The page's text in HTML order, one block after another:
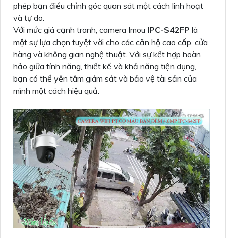
phép bạn điều chỉnh góc quan sát một cách linh hoạt
và tự do.
Với mức giá cạnh tranh, camera Imou IPC-S42FP là
một sự lựa chọn tuyệt vời cho các căn hộ cao cấp, cửa
hàng và không gian nghệ thuật. Với sự kết hợp hoàn
hảo giữa tính năng, thiết kế và khả năng tiện dụng,
bạn có thể yên tâm giám sát và bảo vệ tài sản của
mình một cách hiệu quả.